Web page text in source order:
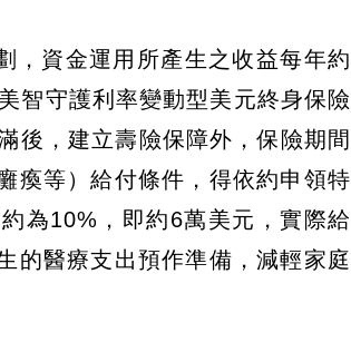
，資金運用所產生之收益每年約
智守護利率變動型美元終身保險
後，建立壽險保障外，保險期間
瘓等）給付條件，得依約申領特
為10%，即約6萬美元，實際給
的醫療支出預作準備，減輕家庭